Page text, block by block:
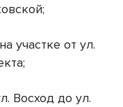
участке от ул.
Восход до ул.